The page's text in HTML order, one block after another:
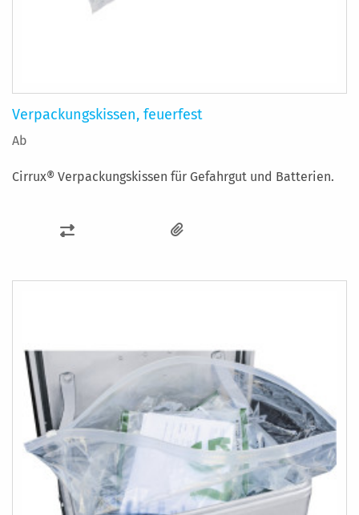
Verpackungskissen, feuerfest
Ab
Cirrux® Verpackungskissen für Gefahrgut und Batterien.
ZUR
HINZUFÜGEN